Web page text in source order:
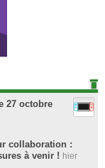
27 octobre
collaboration :
à venir ! hier